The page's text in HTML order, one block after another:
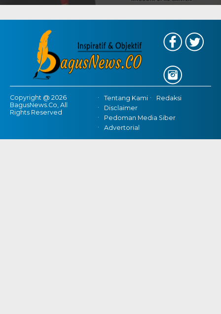
Copyright @ 2026
BagusNews.Co, All
Rights Reserved
Tentang Kami
Redaksi
Disclaimer
Pedoman Media Siber
Advertorial